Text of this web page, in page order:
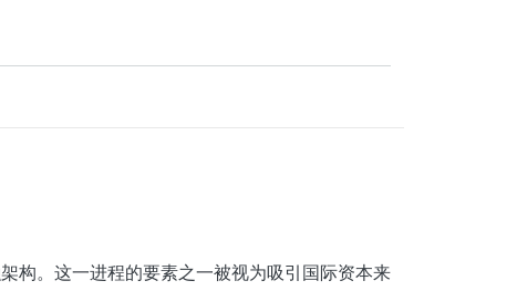
构。这一进程的要素之一被视为吸引国际资本来